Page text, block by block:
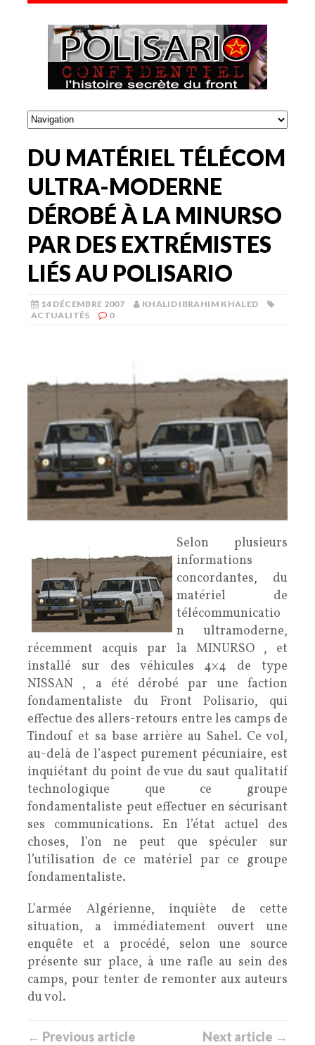
DU MATÉRIEL TÉLÉCOM
ULTRA-MODERNE
DÉROBÉ À LA MINURSO
PAR DES EXTRÉMISTES
LIÉS AU POLISARIO
14 DÉCEMBRE 2007
KHALID IBRAHIM KHALED
ACTUALITÉS
0
Selon plusieurs
informations
concordantes, du
matériel de
télécommunicatio
n ultramoderne,
récemment acquis par la MINURSO , et
installé sur des véhicules 4×4 de type
NISSAN , a été dérobé par une faction
fondamentaliste du Front Polisario, qui
effectue des allers-retours entre les camps de
Tindouf et sa base arrière au Sahel. Ce vol,
au-delà de l’aspect purement pécuniaire, est
inquiétant du point de vue du saut qualitatif
technologique que ce groupe
fondamentaliste peut effectuer en sécurisant
ses communications. En l’état actuel des
choses, l’on ne peut que spéculer sur
l’utilisation de ce matériel par ce groupe
fondamentaliste.
L’armée Algérienne, inquiète de cette
situation, a immédiatement ouvert une
enquête et a procédé, selon une source
présente sur place, à une rafle au sein des
camps, pour tenter de remonter aux auteurs
du vol.
← Previous article Next article →